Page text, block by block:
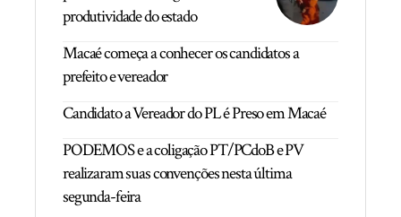
produtividade do estado
Macaé começa a conhecer os candidatos a
prefeito e vereador
Candidato a Vereador do PL é Preso em Macaé
PODEMOS e a coligação PT/PCdoB e PV
realizaram suas convenções nesta última
segunda-feira